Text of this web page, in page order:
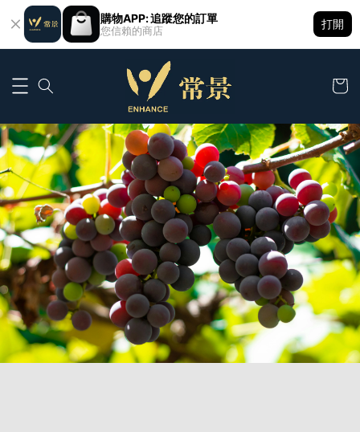
購物APP: 追蹤您的訂單
您信賴的商店
打開